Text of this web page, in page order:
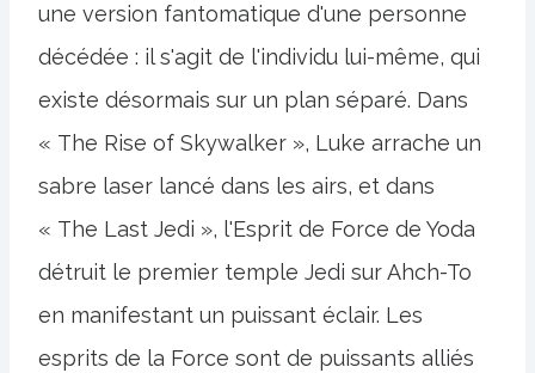
une version fantomatique d'une personne
décédée : il s'agit de l'individu lui-même, qui
existe désormais sur un plan séparé. Dans
« The Rise of Skywalker », Luke arrache un
sabre laser lancé dans les airs, et dans
« The Last Jedi », l'Esprit de Force de Yoda
détruit le premier temple Jedi sur Ahch-To
en manifestant un puissant éclair. Les
esprits de la Force sont de puissants alliés